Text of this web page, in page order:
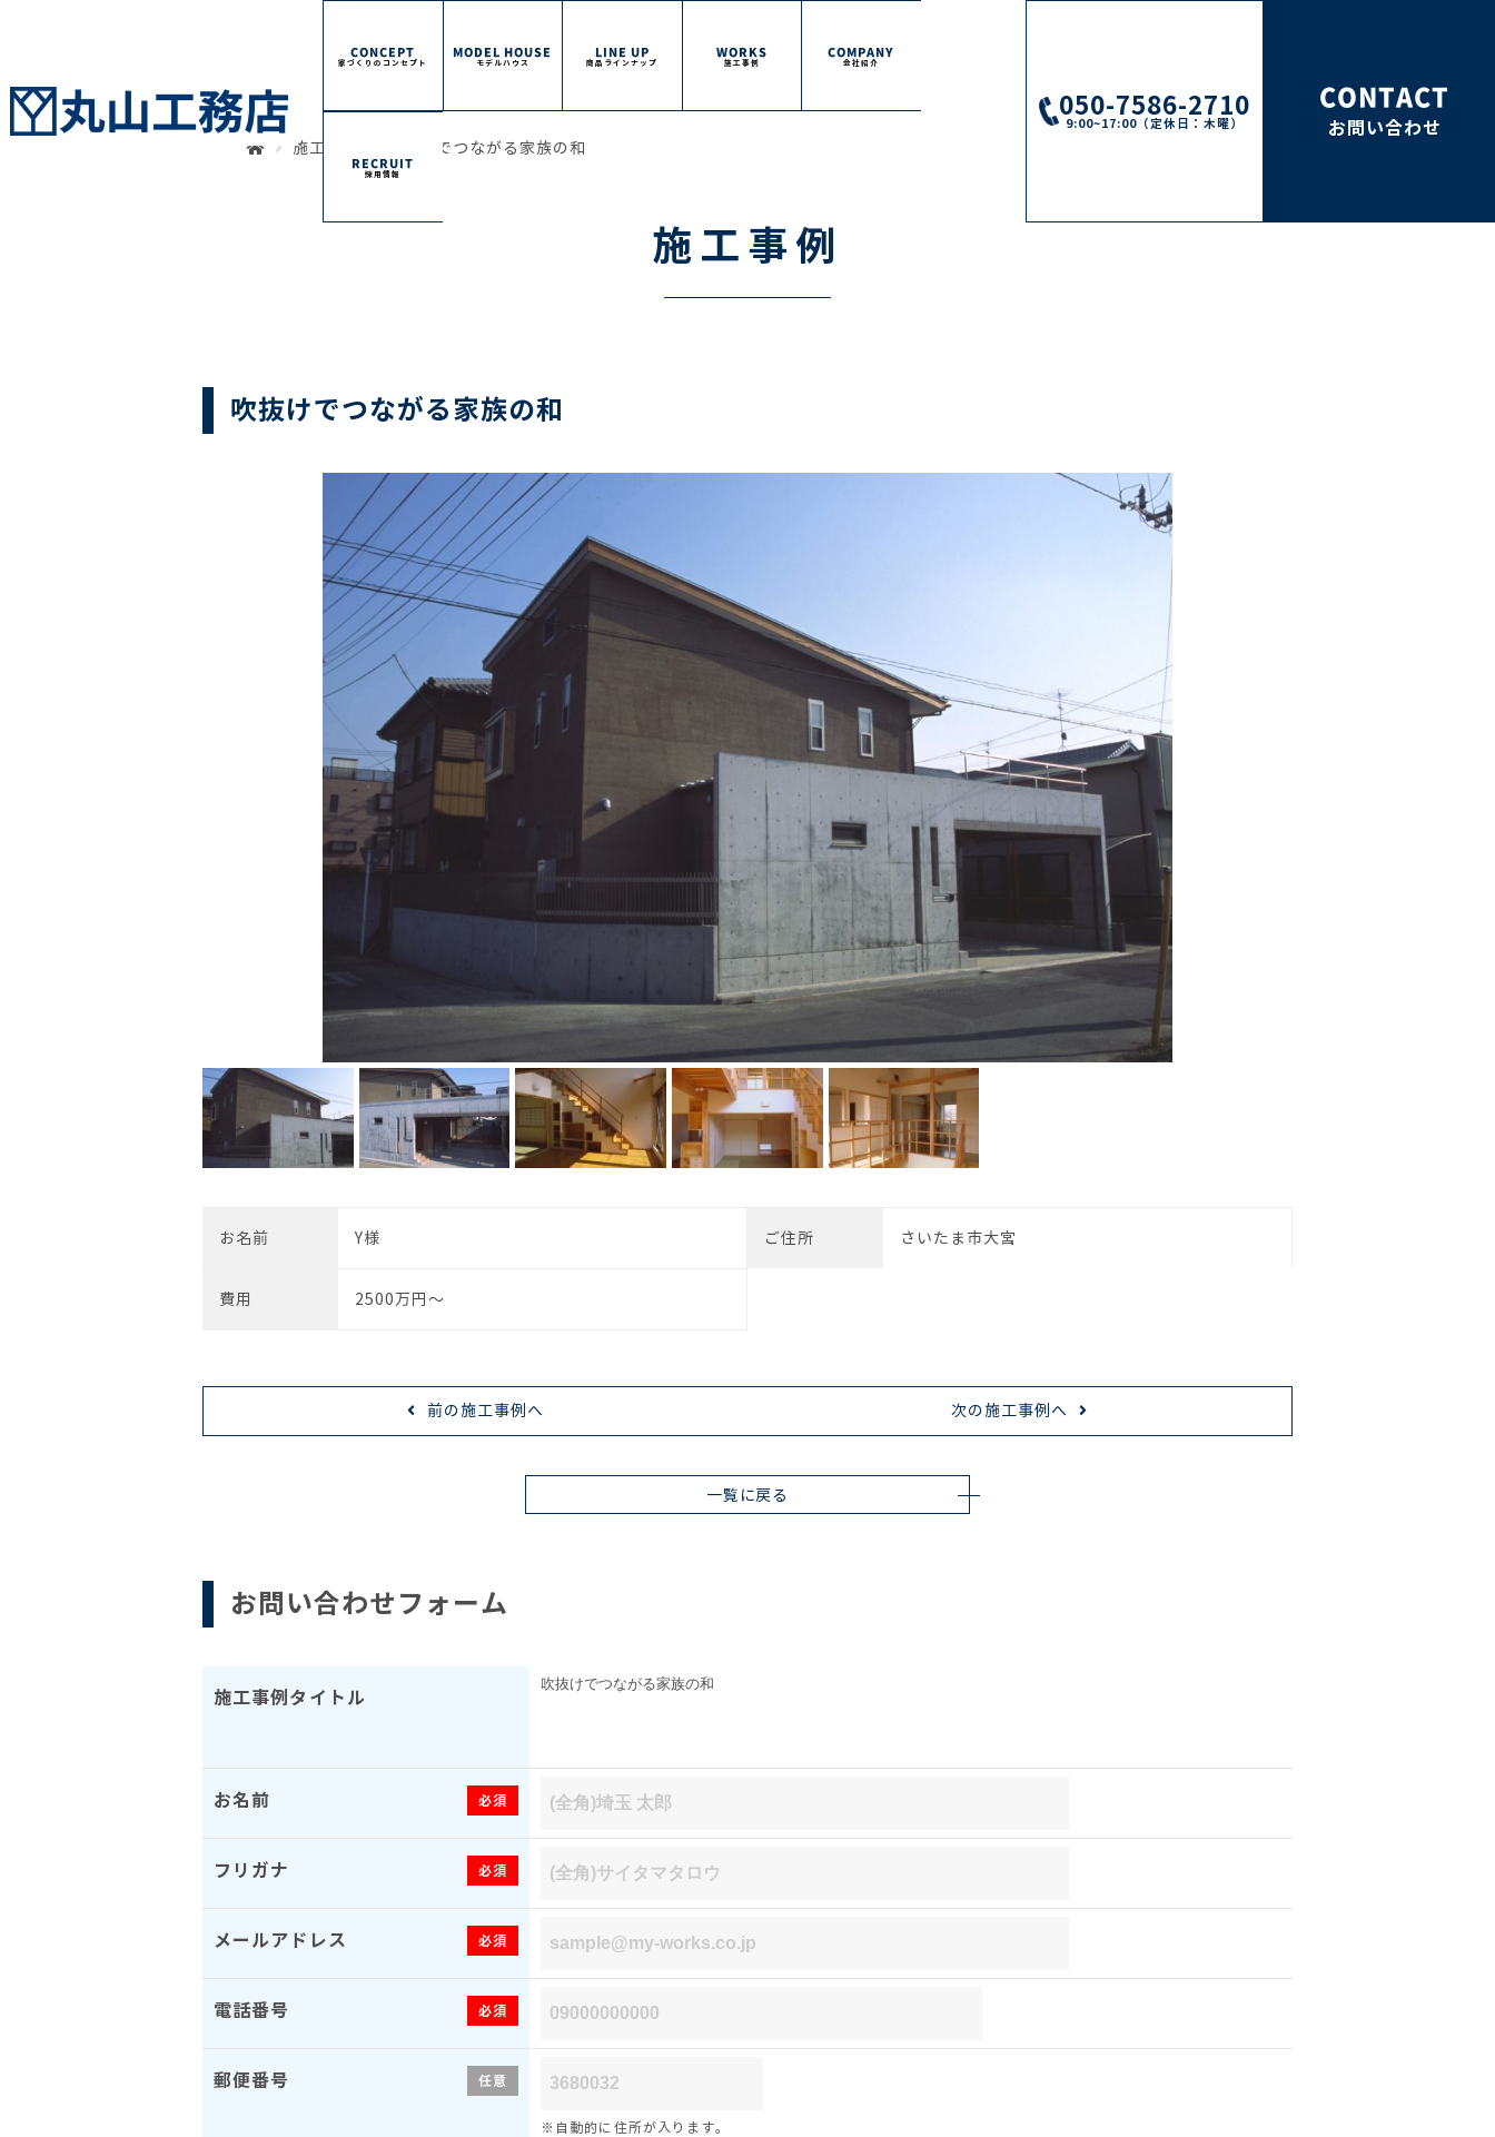
CONCEPT
家づくりのコンセプト
MODEL HOUSE
モデルハウス
LINE UP
商品ラインナップ
WORKS
施工事例
COMPANY
会社紹介
RECRUIT
採用情報
050-7586-2710
9:00~17:00（定休日：木曜）
CONTACT
お問い合わせ
施工事例 吹抜けでつながる家族の和
施工事例
吹抜けでつながる家族の和
お名前 Y様 ご住所 さいたま市大宮
費用 2500万円～
前の施工事例へ 次の施工事例へ
一覧に戻る
お問い合わせフォーム
施工事例タイトル
お名前 必須
フリガナ 必須
メールアドレス 必須
電話番号 必須
郵便番号 任意
※自動的に住所が入ります。